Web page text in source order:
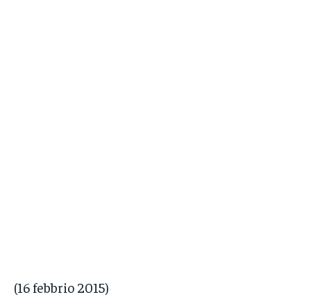
(16 febbrio 2015)